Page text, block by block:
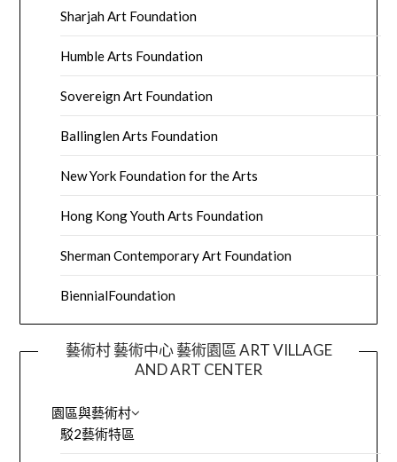
Sharjah Art Foundation
Humble Arts Foundation
Sovereign Art Foundation
Ballinglen Arts Foundation
New York Foundation for the Arts
Hong Kong Youth Arts Foundation
Sherman Contemporary Art Foundation
BiennialFoundation
藝術村 藝術中心 藝術園區 ART VILLAGE
AND ART CENTER
園區與藝術村
駁2藝術特區